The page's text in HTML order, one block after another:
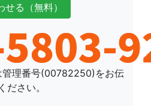
せる （無料）
理番号(00782250)をお伝
ださい。